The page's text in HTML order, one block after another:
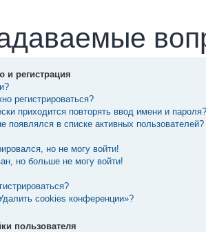
и регистрация
регистрироваться?
приходится повторять ввод имени и пароля?
появлялся в списке активных пользователей?
но не могу войти!
но больше не могу войти!
cookies конференции»?
пользователя